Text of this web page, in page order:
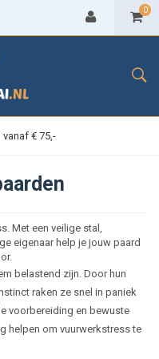
0
€ 75,-
Met een veilige stal,
eigenaar help je jouw paard
belastend zijn. Door hun
raken ze snel in paniek
voorbereiding en bewuste
helpen om vuurwerkstress te